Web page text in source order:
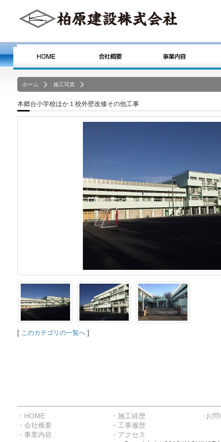
ホーム 施工写真
本郷台小学校ほか１校外壁改修その他工事
[ このカテゴリの一覧へ ]
・HOME ・施工経歴
･お
・会社概要
・工事履歴
・事業内容
・アクセス